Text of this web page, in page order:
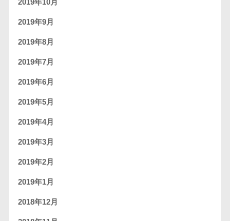
2019年10月
2019年9月
2019年8月
2019年7月
2019年6月
2019年5月
2019年4月
2019年3月
2019年2月
2019年1月
2018年12月